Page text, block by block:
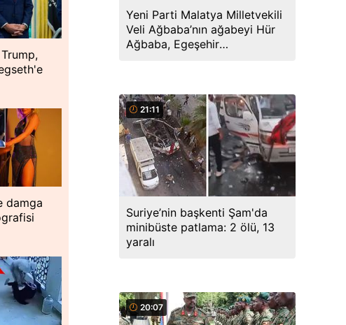
damga
Yeni Parti Malatya Milletvekili
Veli Ağbaba’nın ağabeyi Hür
Ağbaba, Egeşehir
21:11
Suriye’nin başkenti Şam'da
minibüste patlama: 2 ölü, 13
yaralı
20:07